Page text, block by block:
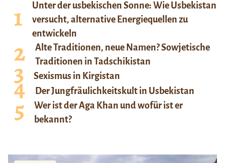
Unter der usbekischen Sonne: Wie Usbekistan
versucht, alternative Energiequellen zu
entwickeln
Alte Traditionen, neue Namen? Sowjetische
Traditionen in Tadschikistan
Sexismus in Kirgistan
Der Jungfräulichkeitskult in Usbekistan
Wer ist der Aga Khan und wofür ist er
bekannt?